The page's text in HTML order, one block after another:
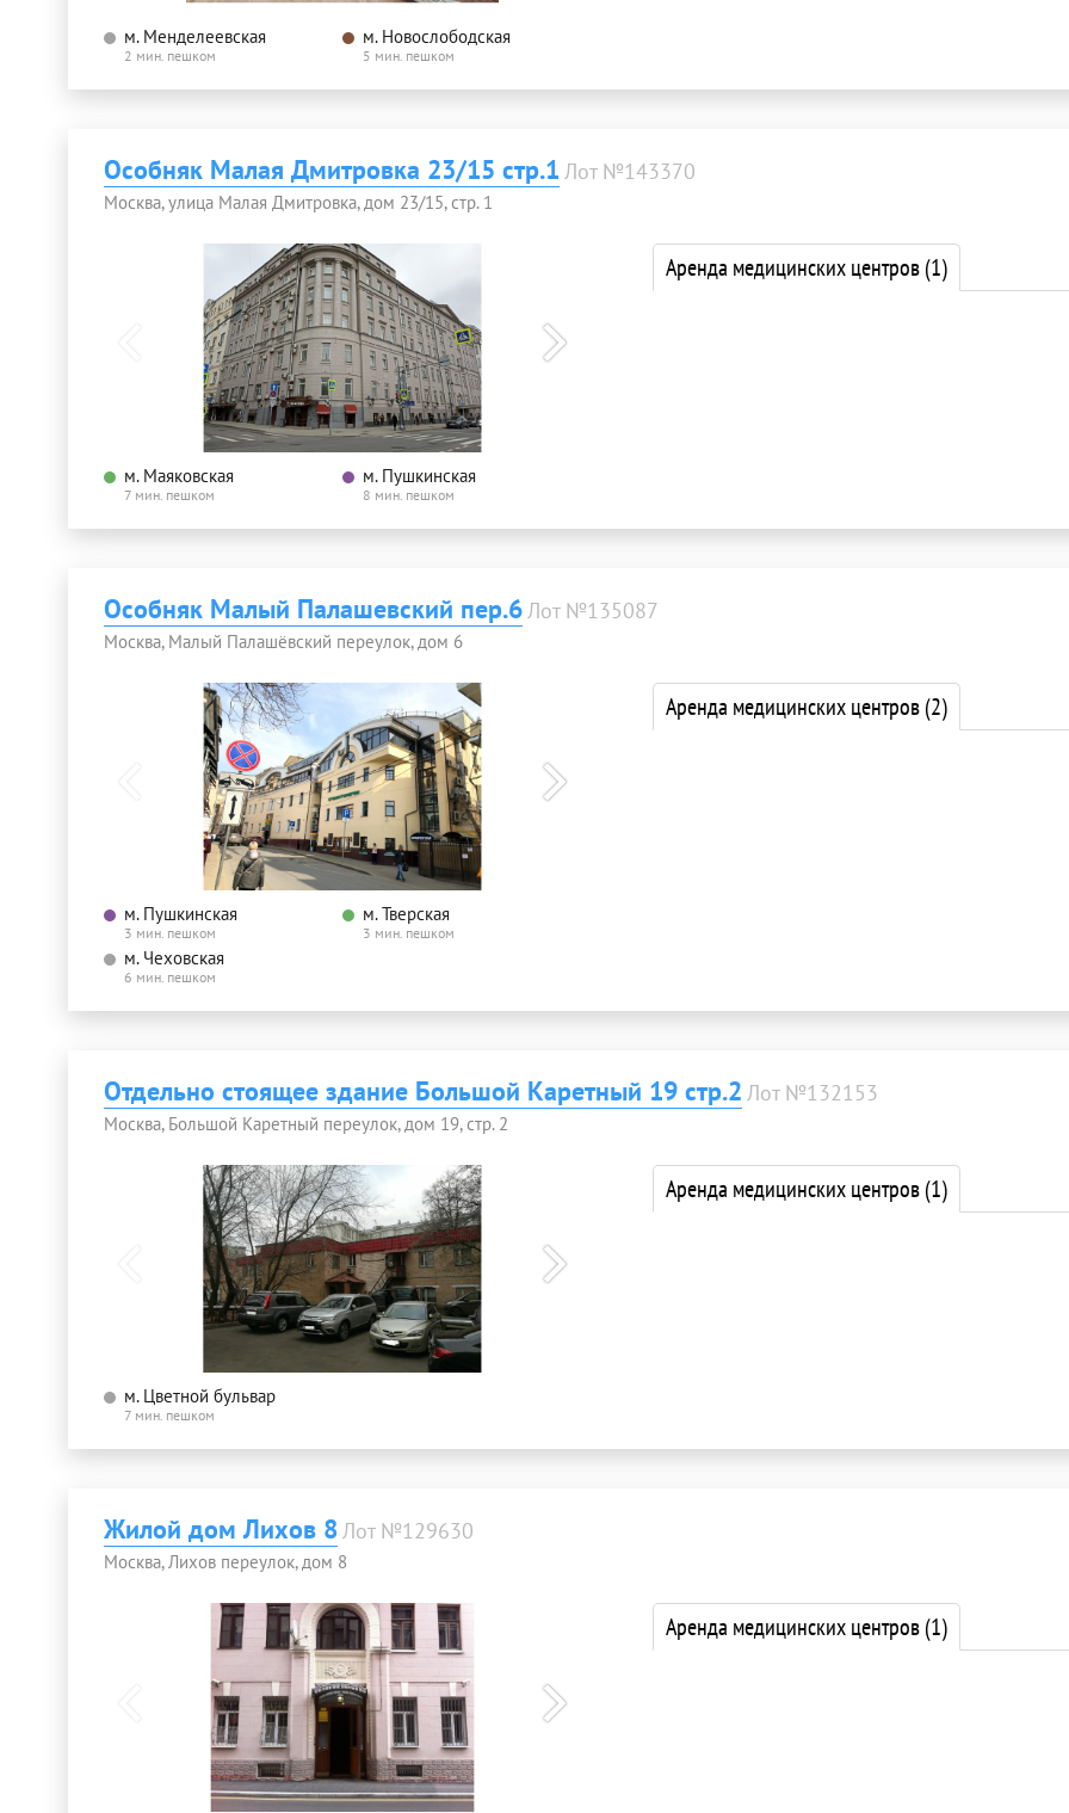
м. Менделеевская
2 мин. пешком
м. Новослободская
5 мин. пешком
Особняк Малая Дмитровка 23/15 стр.1 Лот №143370
Москва, улица Малая Дмитровка, дом 23/15, стр. 1
м. Маяковская
7 мин. пешком
м. Пушкинская
8 мин. пешком
Аренда медицинских центров(1)
Особняк Малый Палашевский пер.6 Лот №135087
Москва, Малый Палашёвский переулок, дом 6
м. Пушкинская
3 мин. пешком
м. Тверская
3 мин. пешком
м. Чеховская
6 мин. пешком
Аренда медицинских центров(2)
Отдельно стоящее здание Большой Каретный 19 стр.2 Лот №132153
Москва, Большой Каретный переулок, дом 19, стр. 2
м. Цветной бульвар
7 мин. пешком
Аренда медицинских центров(1)
Жилой дом Лихов 8Лот №129630
Москва, Лихов переулок, дом 8
Аренда медицинских центров(1)